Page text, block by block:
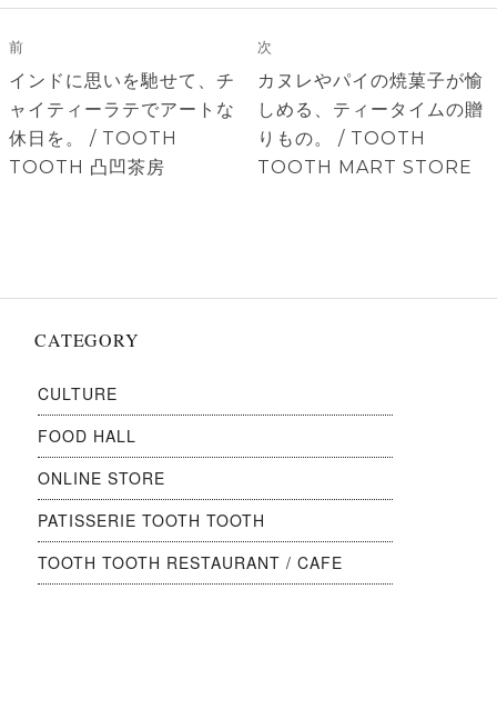
稿
ナ
ビ
ゲ
ー
前
前
の
投
稿:
インドに思いを馳せて、チ
ャイティーラテでアートな
休日を。 / TOOTH
TOOTH 凸凹茶房
次
次
の
投
稿:
カヌレやパイの焼菓子が愉
しめる、ティータイムの贈
りもの。 / TOOTH
TOOTH MART STORE
CATEGORY
CULTURE
FOOD HALL
ONLINE STORE
PATISSERIE TOOTH TOOTH
TOOTH TOOTH RESTAURANT / CAFE